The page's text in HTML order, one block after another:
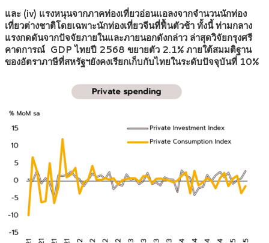
และ (iv) แรงหนุนจากภาคท่องเที่ยวอ่อนแอลงจากจำนวนนักท่อง
เที่ยวต่างชาติโดยเฉพาะนักท่องเที่ยวจีนที่ฟื้นตัวช้า ทั้งนี้ ท่ามกลาง
แรงกดดันจากปัจจัยภายในและภายนอกดังกล่าว ล่าสุดวิจัยกรุงศรี
คาดการณ์ GDP ไทยปี 2568 ขยายตัว 2.1% ภายใต้สมมติฐาน
ของอัตราภาษีที่สหรัฐฯยังคงเรียกเก็บกับไทยในระดับปัจจุบันที่ 10%